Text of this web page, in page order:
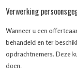
Verwerking
Wanneer u een
behandeld en ter
opdrachtnemers. Deze
doen.